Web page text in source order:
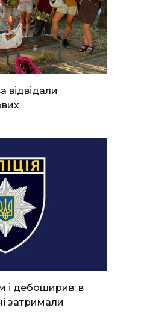
відвідали
і дебоширив: в
затримали